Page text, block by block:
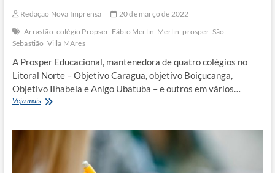
Redação Nova Imprensa
20 de março de 2022
Arrastão colégio Propser Fábio Merlin Merlin prosper São
Sebastião Villa MAres
A Prosper Educacional, mantenedora de quatro colégios no
Litoral Norte – Objetivo Caragua, objetivo Boiçucanga,
Objetivo Ilhabela e Anlgo Ubatuba – e outros em vários…
Veja maisRede
novo
Centro